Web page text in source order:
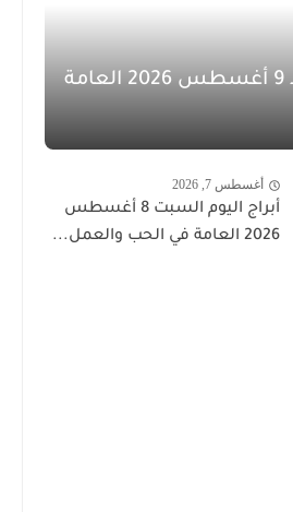
أبراج اليوم الأحد 9 أغسطس 2026 العامة
أبراج اليوم السبت 8 أغسطس